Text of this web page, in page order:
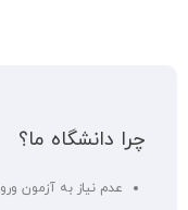
چرا دانشگاه ما؟
عدم نیاز به آزمون